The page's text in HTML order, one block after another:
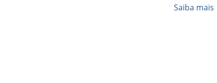
Saiba mais